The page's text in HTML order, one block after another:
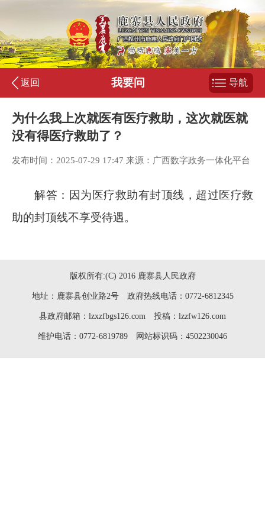
返回 我要问 导航
为什么我上次就医有医疗救助，这次就医就
没有得医疗救助了？
发布时间：2025-07-29 17:47 来源：广西数字政务一体化平台
解答：因为医疗救助有封顶线，超过医疗救
助的封顶线不享受待遇。
版权所有:(C) 2016 鹿寨县人民政府
地址：鹿寨县创业路2号 政府热线电话：0772-6812345
县政府邮箱：lzxzfbgs126.com 投稿：lzzfw126.com
维护电话：0772-6819789 网站标识码：4502230046